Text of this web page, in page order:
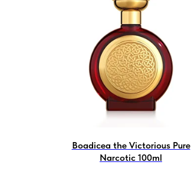
Boadicea the Victorious Pure
Narcotic 100ml